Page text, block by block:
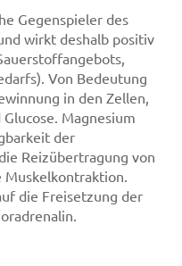
Gegenspieler des
wirkt deshalb positiv
Von Bedeutung
in den Zellen,
Magnesium
der
Reizübertragung von
die Freisetzung der